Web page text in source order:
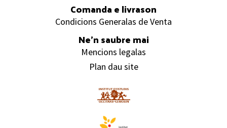
Comanda e livrason
Condicions Generalas de Venta
Ne’n saubre mai
Mencions legalas
Plan dau site